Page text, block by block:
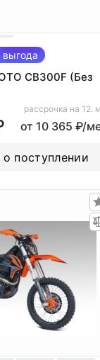
CB300F (Без
рассрочка на 12.
от 10 365 ₽/
поступлении